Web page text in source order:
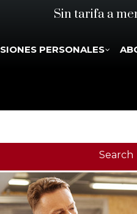
Sin tarifa a
PERSONALES
Search